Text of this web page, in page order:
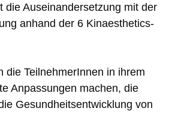
die Auseinandersetzung mit der
anhand der 6 Kinaesthetics-
die TeilnehmerInnen in ihrem
Anpassungen machen, die
Gesundheitsentwicklung von